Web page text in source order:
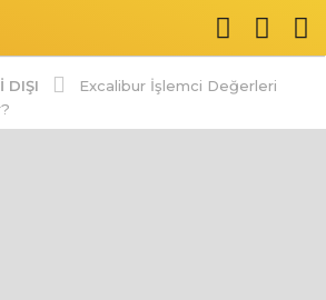
DIŞI
Excalibur İşlemci Değerleri